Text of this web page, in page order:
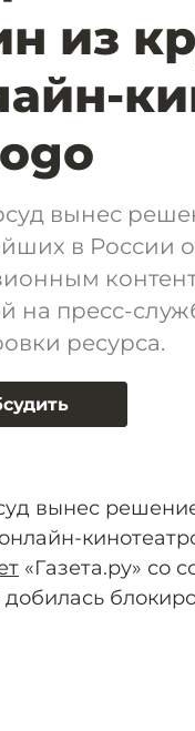
из
вынес
в России
на пресс-
ресурса.
вынес
«Газета.ру» со
добилась